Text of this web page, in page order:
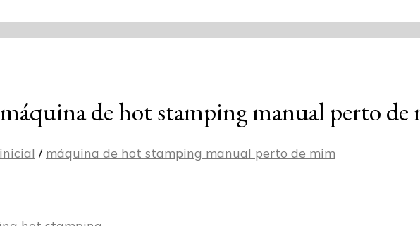
máquina de hot stamping manual perto de
/ máquina de hot stamping manual perto de mim